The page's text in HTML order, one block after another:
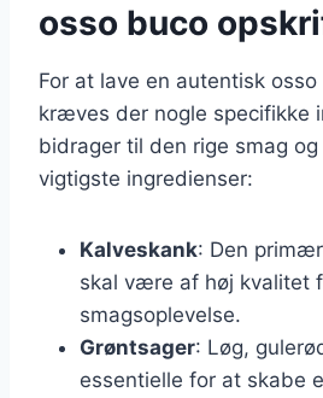
osso buco
For at lave en autentisk
kræves der nogle specifikke
bidrager til den rige smag
vigtigste ingredienser:
Kalveskank: Den
skal være af høj kvalitet
smagsoplevelse.
Grøntsager: Løg,
essentielle for at skabe